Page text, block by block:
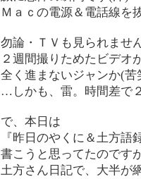
Ｍａｃの電源＆電話線を
勿論・ＴＶも見られませ
２週間撮りためたビデオ
全く進まないジャンか(苦
…しかも、雷。時間差で
で、本日は
『昨日のやくに＆土方語
書こうと思ってたのです
土方さん日記で、大半が